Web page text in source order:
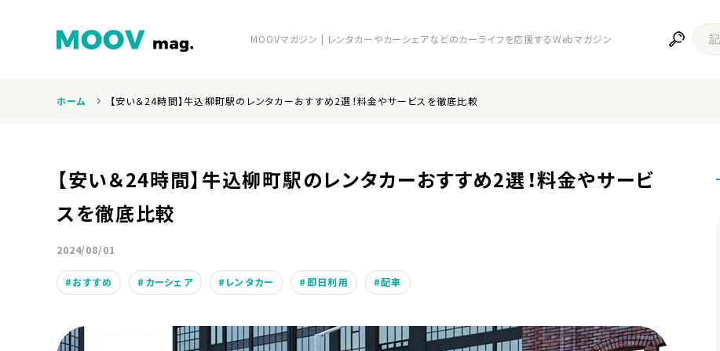
MOOVマガジン | レンタカーやカーシェアなどのカーライフを応援するWebマガジン
ホーム
運営会社
ホーム 【安い＆24時間】牛込柳町駅のレンタカーおすすめ2選！料金やサービスを徹底比較
【安い＆24時間】牛込柳町駅のレンタカーおすすめ2選！料金やサービ
スを徹底比較
2024/08/01
おすすめ カーシェア レンタカー 即日利用 配車